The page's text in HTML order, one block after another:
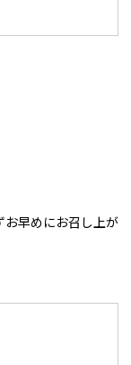
早めにお召し上が